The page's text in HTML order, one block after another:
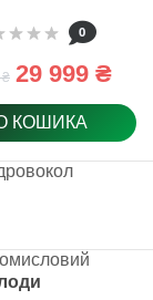
0
₴ 29 999 ₴
КОШИКА